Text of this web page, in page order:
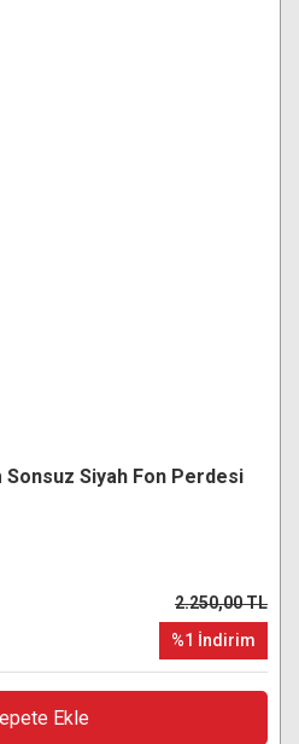
Sonsuz Siyah Fon Perdesi
2.250,00 TL
%1 İndirim
Ekle